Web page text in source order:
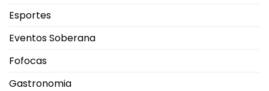
Esportes
Eventos Soberana
Fofocas
Gastronomia